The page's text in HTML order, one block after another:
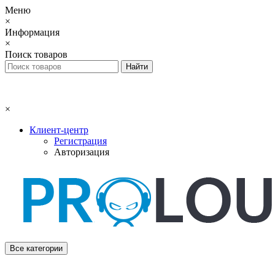
Меню
×
Информация
×
Поиск товаров
×
Клиент-центр
Регистрация
Авторизация
Все категории